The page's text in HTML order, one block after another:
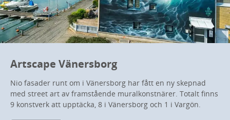
Artscape Vänersborg
Nio fasader runt om i Vänersborg har fått en ny skepnad
med street art av framstående muralkonstnärer. Totalt finns
9 konstverk att upptäcka, 8 i Vänersborg och 1 i Vargön.